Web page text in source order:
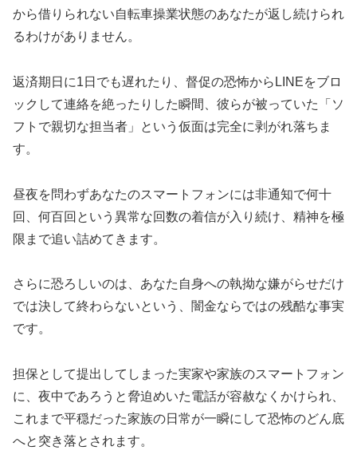
から借りられない自転車操業状態のあなたが返し続けられ
るわけがありません。
返済期日に1日でも遅れたり、督促の恐怖からLINEをブロ
ックして連絡を絶ったりした瞬間、彼らが被っていた「ソ
フトで親切な担当者」という仮面は完全に剥がれ落ちま
す。
昼夜を問わずあなたのスマートフォンには非通知で何十
回、何百回という異常な回数の着信が入り続け、精神を極
限まで追い詰めてきます。
さらに恐ろしいのは、あなた自身への執拗な嫌がらせだけ
では決して終わらないという、闇金ならではの残酷な事実
です。
担保として提出してしまった実家や家族のスマートフォン
に、夜中であろうと脅迫めいた電話が容赦なくかけられ、
これまで平穏だった家族の日常が一瞬にして恐怖のどん底
へと突き落とされます。